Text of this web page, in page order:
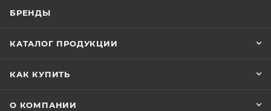
БРЕНДЫ
КАТАЛОГ ПРОДУКЦИИ
КАК КУПИТЬ
О КОМПАНИИ